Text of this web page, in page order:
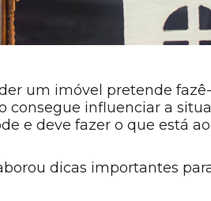
um imóvel pretende
consegue influenciar a
e deve fazer o que está
dicas importantes